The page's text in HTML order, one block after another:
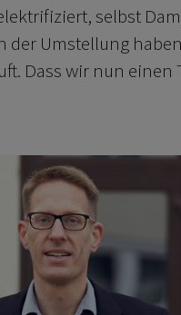
selbst
der Umstellung
Dass wir nun